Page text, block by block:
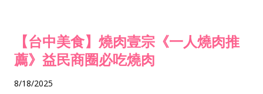
【台中美食】燒肉壹宗《一人燒肉推
薦》益民商圈必吃燒肉
8/18/2025